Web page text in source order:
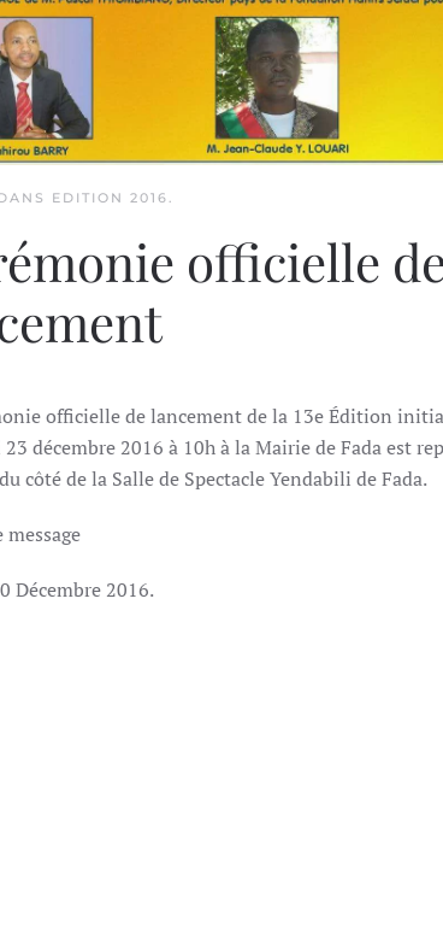
EDITION 2016.
officielle
officielle de lancement de la 13e Édition
décembre 2016 à 10h à la Mairie de Fada est
côté de la Salle de Spectacle Yendabili de Fada.
message
Décembre 2016.